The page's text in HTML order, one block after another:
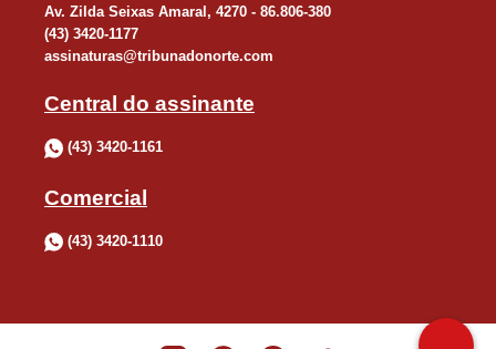
Av. Zilda Seixas Amaral, 4270 - 86.806-380
(43) 3420-1177
assinaturas@tribunadonorte.com
Central do assinante
(43) 3420-1161
Comercial
(43) 3420-1110